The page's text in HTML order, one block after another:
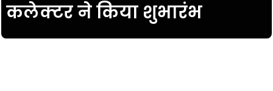
कलेक्टर ने किया शुभारंभ